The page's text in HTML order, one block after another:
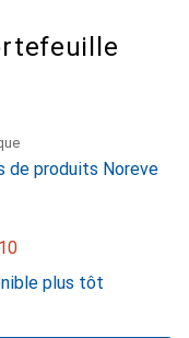
de produits Noreve
plus tôt